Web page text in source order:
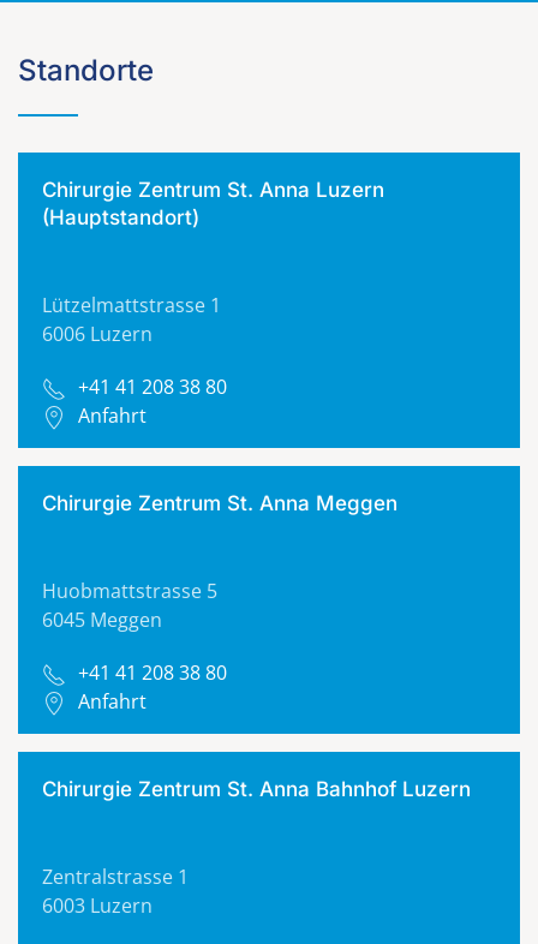
Standorte
Chirurgie Zentrum St. Anna Luzern
(Hauptstandort)
Lützelmattstrasse 1
6006 Luzern
+41 41 208 38 80
Anfahrt
Chirurgie Zentrum St. Anna Meggen
Huobmattstrasse 5
6045 Meggen
+41 41 208 38 80
Anfahrt
Chirurgie Zentrum St. Anna Bahnhof Luzern
Zentralstrasse 1
6003 Luzern